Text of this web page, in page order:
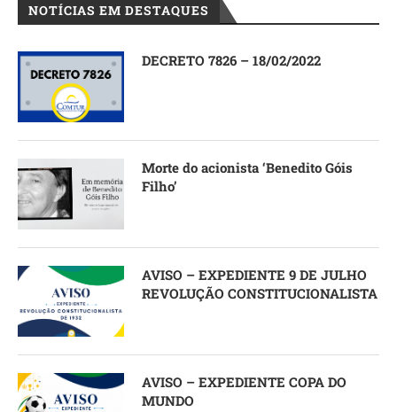
NOTÍCIAS EM DESTAQUES
DECRETO 7826 – 18/02/2022
Morte do acionista ‘Benedito Góis
Filho’
AVISO – EXPEDIENTE 9 DE JULHO
REVOLUÇÃO CONSTITUCIONALISTA
AVISO – EXPEDIENTE COPA DO
MUNDO